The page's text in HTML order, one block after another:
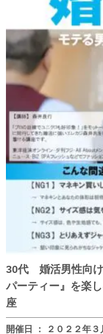
30代 婚活男性向け
パーティー』を楽
座
開催日 ： ２０２２年３